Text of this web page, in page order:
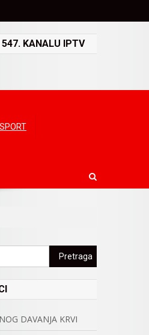
547. KANALU IPTV
SPORT
Pretraga:
DAVANJA KRVI